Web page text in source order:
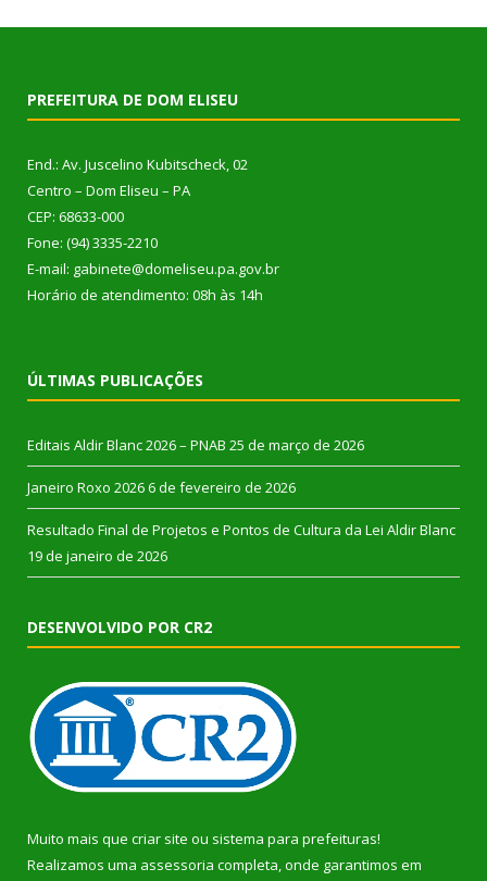
PREFEITURA DE DOM ELISEU
End.: Av. Juscelino Kubitscheck, 02
Centro – Dom Eliseu – PA
CEP: 68633-000
Fone: (94) 3335-2210
E-mail: gabinete@domeliseu.pa.gov.br
Horário de atendimento: 08h às 14h
ÚLTIMAS PUBLICAÇÕES
Editais Aldir Blanc 2026 – PNAB 25 de março de 2026
Janeiro Roxo 2026 6 de fevereiro de 2026
Resultado Final de Projetos e Pontos de Cultura da Lei Aldir Blanc
19 de janeiro de 2026
DESENVOLVIDO POR CR2
Muito mais que criar site ou sistema para prefeituras!
Realizamos uma assessoria completa, onde garantimos em